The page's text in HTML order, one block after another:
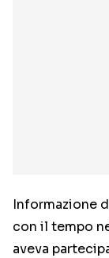
Informazione
con il tempo
aveva